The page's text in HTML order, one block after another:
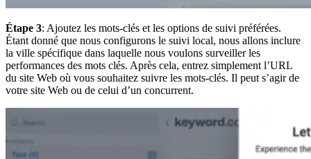
Étape 3: Ajoutez les mots-clés et les options de suivi préférées.
Étant donné que nous configurons le suivi local, nous allons inclure
la ville spécifique dans laquelle nous voulons surveiller les
performances des mots clés. Après cela, entrez simplement l’URL
du site Web où vous souhaitez suivre les mots-clés. Il peut s’agir de
votre site Web ou de celui d’un concurrent.